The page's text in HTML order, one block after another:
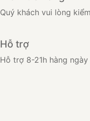
Quý khách vui lòng
Hỗ trợ
Hỗ trợ 8-21h hàng